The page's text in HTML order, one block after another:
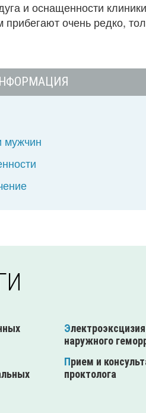
и оснащенности
очень редко,
мужчин
Электроэксцизия тромбированного
наружного
Прием и консультация врача
проктолога